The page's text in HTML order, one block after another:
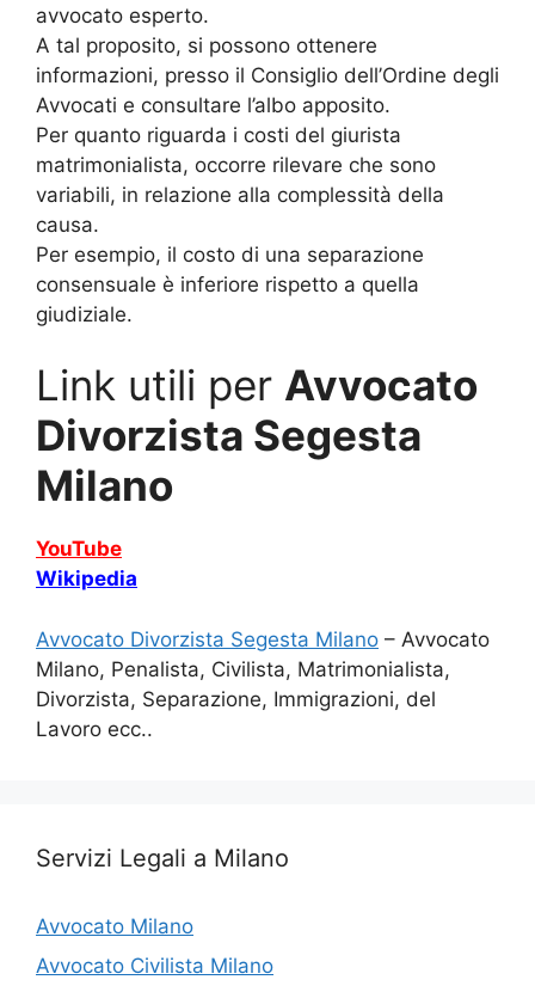
avvocato esperto.
A tal proposito, si possono ottenere
informazioni, presso il Consiglio dell’Ordine degli
Avvocati e consultare l’albo apposito.
Per quanto riguarda i costi del giurista
matrimonialista, occorre rilevare che sono
variabili, in relazione alla complessità della
causa.
Per esempio, il costo di una separazione
consensuale è inferiore rispetto a quella
giudiziale.
Link utili per Avvocato
Divorzista Segesta
Milano
YouTube
Wikipedia
Avvocato Divorzista Segesta Milano – Avvocato
Milano, Penalista, Civilista, Matrimonialista,
Divorzista, Separazione, Immigrazioni, del
Lavoro ecc..
Servizi Legali a Milano
Avvocato Milano
Avvocato Civilista Milano